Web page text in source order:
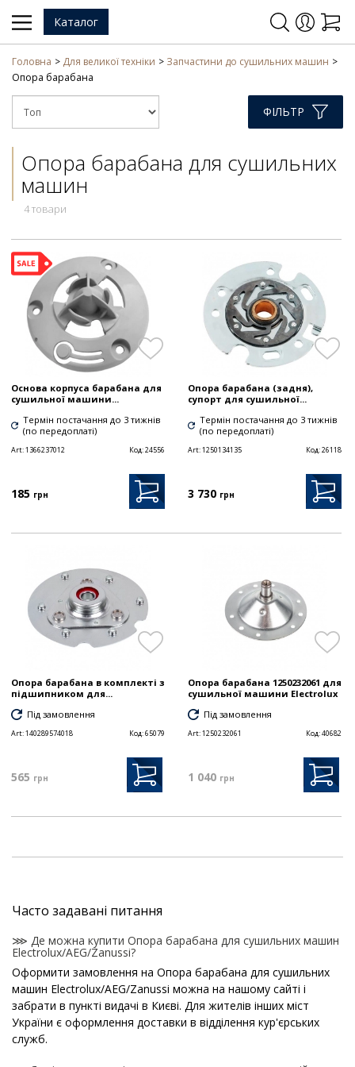
Каталог
Головна Для великої техніки
Запчастини до сушильних машин
Опора барабана
ФІЛЬТР
Опора барабана для сушильних
машин
4 товари
Основа корпуса барабана для
сушильної машини...
Термін постачання до 3 тижнів
(по передоплаті)
Art:1366237012 Код:24556
185 грн
Опора барабана (задня),
супорт для сушильної...
Термін постачання до 3 тижнів
(по передоплаті)
Art:1250134135 Код:26118
3 730 грн
Опора барабана в комплекті з
підшипником для...
Під замовлення
Art:140289574018 Код:65079
565 грн
Опора барабана 1250232061 для
сушильної машини Electrolux
Під замовлення
Art:1250232061 Код:40682
1 040 грн
Часто задавані питання
⋙ Де можна купити Опора барабана для сушильних машин
Electrolux/AEG/Zanussi?
Оформити замовлення на Опора барабана для сушильних
машин Electrolux/AEG/Zanussi можна на нашому сайті і
забрати в пункті видачі в Києві. Для жителів інших міст
України є оформлення доставки в відділення кур'єрських
служб.